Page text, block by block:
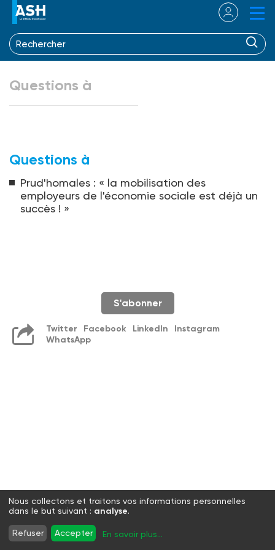
Questions à
Questions à
Prud'homales : « la mobilisation des
employeurs de l'économie sociale est déjà un
succès ! »
S'abonner
Twitter Facebook LinkedIn
Instagram
WhatsApp
Nous collectons et traitons vos informations personnelles
dans le but suivant : analyse.
Refuser Accepter En savoir plus...